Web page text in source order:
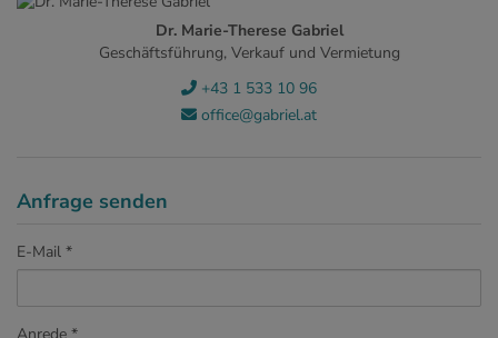
Dr. Marie-Therese Gabriel
Geschäftsführung, Verkauf und Vermietung
+43 1 533 10 96
office@gabriel.at
Anfrage senden
E-Mail